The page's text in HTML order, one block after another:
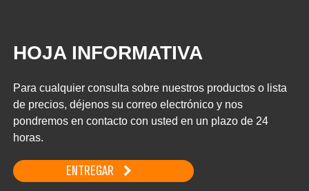
HOJA INFORMATIVA
Para cualquier consulta sobre nuestros productos o lista
de precios, déjenos su correo electrónico y nos
pondremos en contacto con usted en un plazo de 24
horas.
ENTREGAR